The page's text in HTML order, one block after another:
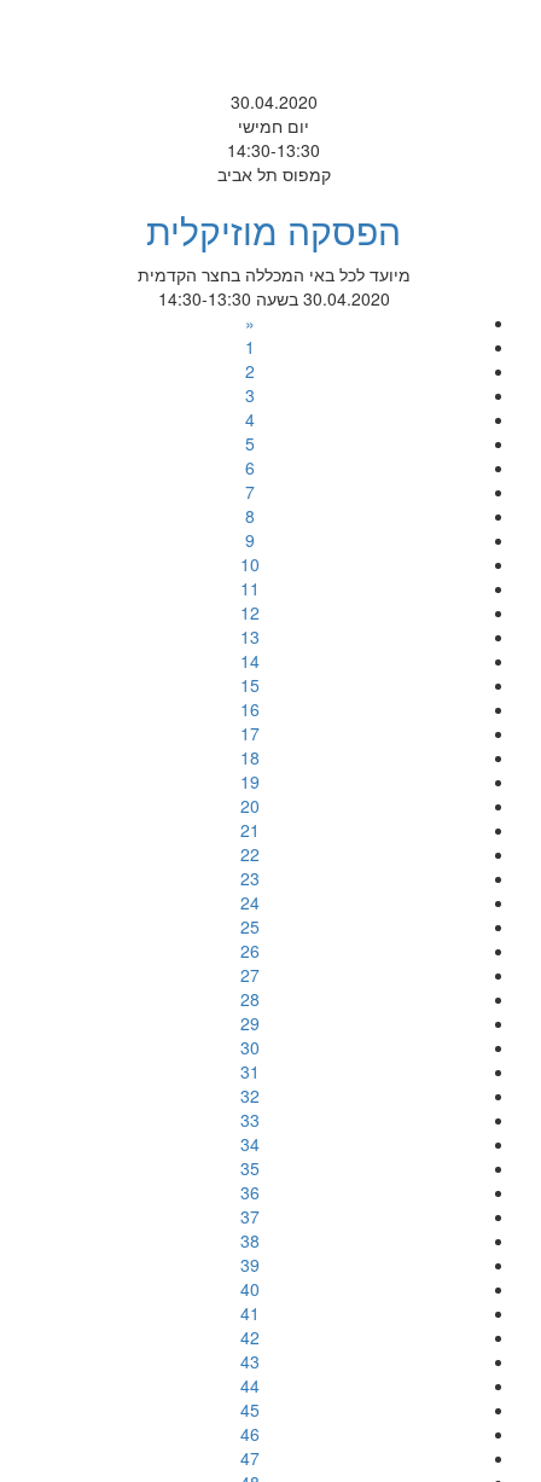
30.04.2020
יום חמישי
14:30-13:30
קמפוס תל אביב
הפסקה מוזיקלית
מיועד לכל באי המכללה בחצר הקדמית
30.04.2020 בשעה 14:30-13:30
«
1
2
3
4
5
6
7
8
9
10
11
12
13
14
15
16
17
18
19
20
21
22
23
24
25
26
27
28
29
30
31
32
33
34
35
36
37
38
39
40
41
42
43
44
45
46
47